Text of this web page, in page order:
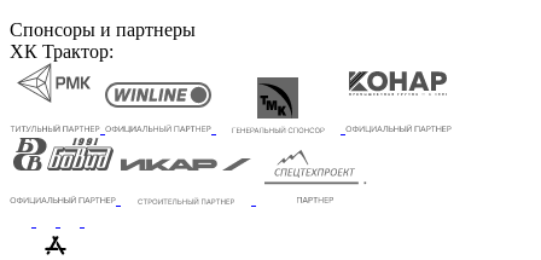
Спонсоры и партнеры
ХК Трактор: